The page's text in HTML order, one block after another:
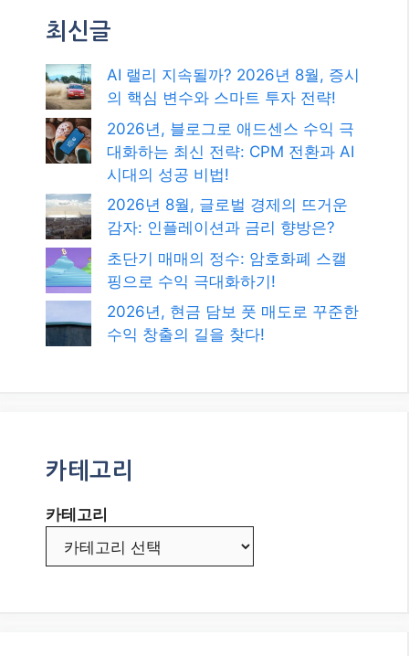
최신글
AI 랠리 지속될까? 2026년 8월, 증시
의 핵심 변수와 스마트 투자 전략!
2026년, 블로그로 애드센스 수익 극
대화하는 최신 전략: CPM 전환과 AI
시대의 성공 비법!
2026년 8월, 글로벌 경제의 뜨거운
감자: 인플레이션과 금리 향방은?
초단기 매매의 정수: 암호화폐 스캘
핑으로 수익 극대화하기!
2026년, 현금 담보 풋 매도로 꾸준한
수익 창출의 길을 찾다!
카테고리
카테고리